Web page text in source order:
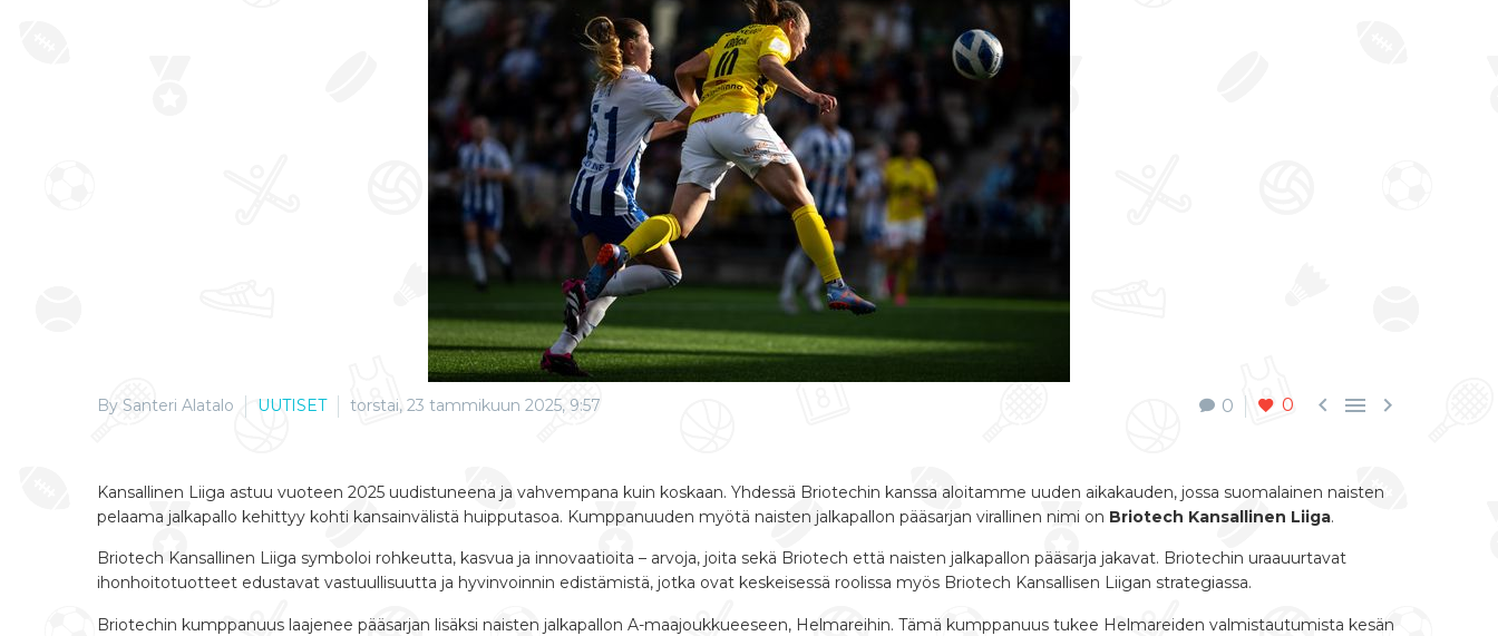
0 0   
By Santeri Alatalo UUTISET torstai, 23 tammikuun 2025, 9:57
Kansallinen Liiga astuu vuoteen 2025 uudistuneena ja vahvempana kuin koskaan. Yhdessä Briotechin kanssa aloitamme uuden aikakauden, jossa suomalainen naisten
pelaama jalkapallo kehittyy kohti kansainvälistä huipputasoa. Kumppanuuden myötä naisten jalkapallon pääsarjan virallinen nimi on Briotech Kansallinen Liiga.
Briotech Kansallinen Liiga symboloi rohkeutta, kasvua ja innovaatioita – arvoja, joita sekä Briotech että naisten jalkapallon pääsarja jakavat. Briotechin uraauurtavat
ihonhoitotuotteet edustavat vastuullisuutta ja hyvinvoinnin edistämistä, jotka ovat keskeisessä roolissa myös Briotech Kansallisen Liigan strategiassa.
Briotechin kumppanuus laajenee pääsarjan lisäksi naisten jalkapallon A-maajoukkueeseen, Helmareihin. Tämä kumppanuus tukee Helmareiden valmistautumista kesän